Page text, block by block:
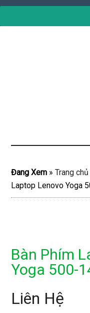
Đang Xem »Trang chủ
Laptop Lenovo Yoga
Bàn Phím
Yoga 500-
Liên Hệ